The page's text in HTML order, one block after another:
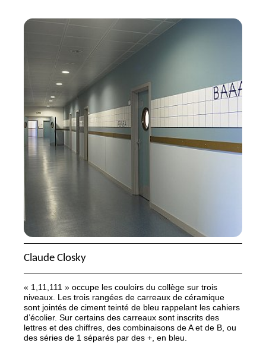
Claude Closky
« 1,11,111 » occupe les couloirs du collège sur trois
niveaux. Les trois rangées de carreaux de céramique
sont jointés de ciment teinté de bleu rappelant les cahiers
d’écolier. Sur certains des carreaux sont inscrits des
lettres et des chiffres, des combinaisons de A et de B, ou
des séries de 1 séparés par des +, en bleu.